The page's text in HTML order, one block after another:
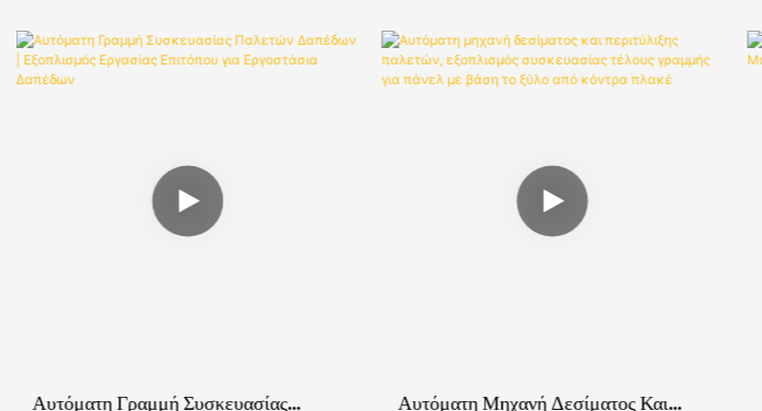
Αυτόματη Γραμμή Συσκευασίας
Αυτόματη Μηχανή Δεσίματος Και